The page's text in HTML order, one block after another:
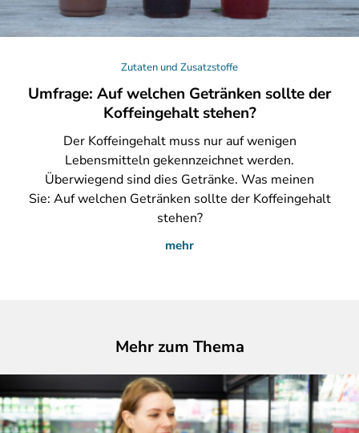
Zutaten und Zusatzstoffe
Umfrage: Auf welchen Getränken sollte der
Koffeingehalt stehen?
DerKoffeingehalt muss nur auf wenigen
Lebensmitteln gekennzeichnet werden.
Überwiegend sind dies Getränke. Was meinen
Sie: Auf welchen Getränken sollte der Koffeingehalt
stehen?
mehr
Mehr zum Thema